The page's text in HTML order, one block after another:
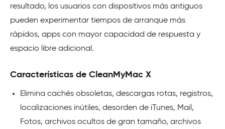
resultado, los usuarios con dispositivos más antiguos
pueden experimentar tiempos de arranque más
rápidos, apps con mayor capacidad de respuesta y
espacio libre adicional.
Características de CleanMyMac X
Elimina cachés obsoletas, descargas rotas, registros,
localizaciones inútiles, desorden de iTunes, Mail,
Fotos, archivos ocultos de gran tamaño, archivos